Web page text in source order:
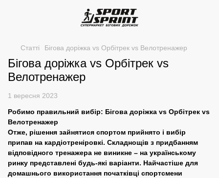
Статті Бігова доріжка vs Орбітрек vs Велотренажер
Бігова доріжка vs Орбітрек vs
Велотренажер
1 вересня 2023
Робимо правильний вибір: Бігова доріжка vs Орбітрек vs
Велотренажер
Отже, рішення зайнятися спортом прийнято і вибір
припав на кардіотреніровкі. Складнощів з придбанням
відповідного тренажера не виникне – на українському
ринку представлені будь-які варіанти. Найчастіше для
домашнього використання початківці спортсмени